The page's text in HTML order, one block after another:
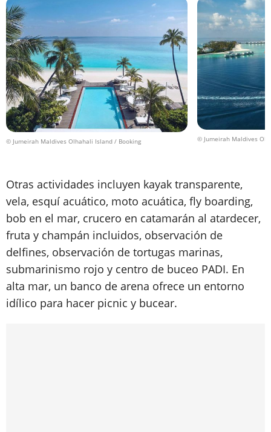
© Jumeirah Maldives Olhahali Island / Booking © Jumeirah Maldives
Otras actividades incluyen kayak transparente,
vela, esquí acuático, moto acuática, fly boarding,
bob en el mar, crucero en catamarán al atardecer,
fruta y champán incluidos, observación de
delfines, observación de tortugas marinas,
submarinismo rojo y centro de buceo PADI. En
alta mar, un banco de arena ofrece un entorno
idílico para hacer picnic y bucear.